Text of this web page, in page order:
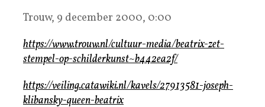
Trouw, 9 december 2000, 0:00
https://www.trouw.nl/cultuur-media/beatrix-zet-
stempel-op-schilderkunst~b442ea2f/
https://veiling.catawiki.nl/kavels/27913581-joseph-
klibansky-queen-beatrix